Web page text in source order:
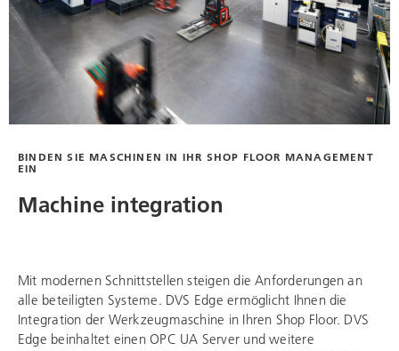
BINDEN SIE MASCHINEN IN IHR SHOP FLOOR MANAGEMENT
EIN
Machine integration
Mit modernen Schnittstellen steigen die Anforderungen an
alle beteiligten Systeme. DVS Edge ermöglicht Ihnen die
Integration der Werkzeugmaschine in Ihren Shop Floor. DVS
Edge beinhaltet einen OPC UA Server und weitere